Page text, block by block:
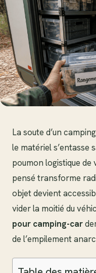
La soute d’un
le matériel s’entasse
poumon logistique de
pensé transforme
objet devient
vider la moitié du
pour camping-car
de l’empilement